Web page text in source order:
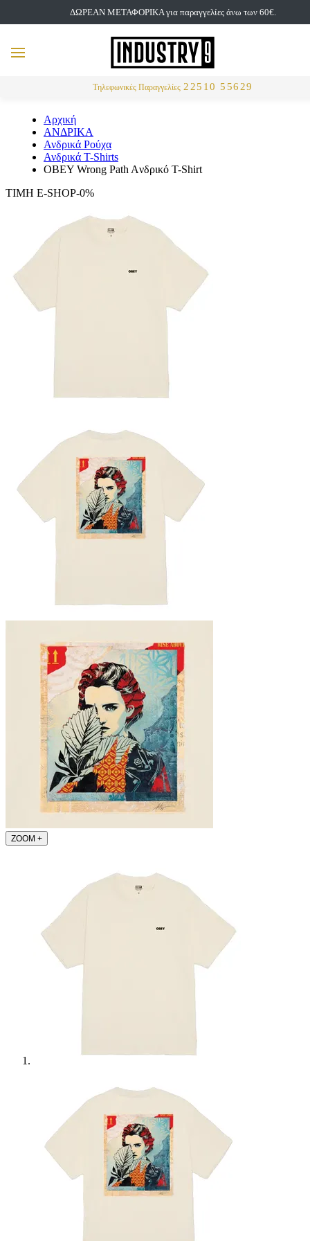
ΔΩΡΕΑΝ ΜΕΤΑΦΟΡΙΚΑ για παραγγελίες άνω των 60€.
Τηλεφωνικές Παραγγελίες 22510 55629
MENU
Αρχική
ΑΝΔΡΙΚΑ
Ανδρικά Ρούχα
Ανδρικά T-Shirts
OBEY Wrong Path Aνδρικό T-Shirt
ΤΙΜΗ E-SHOP-0%
ZOOM +